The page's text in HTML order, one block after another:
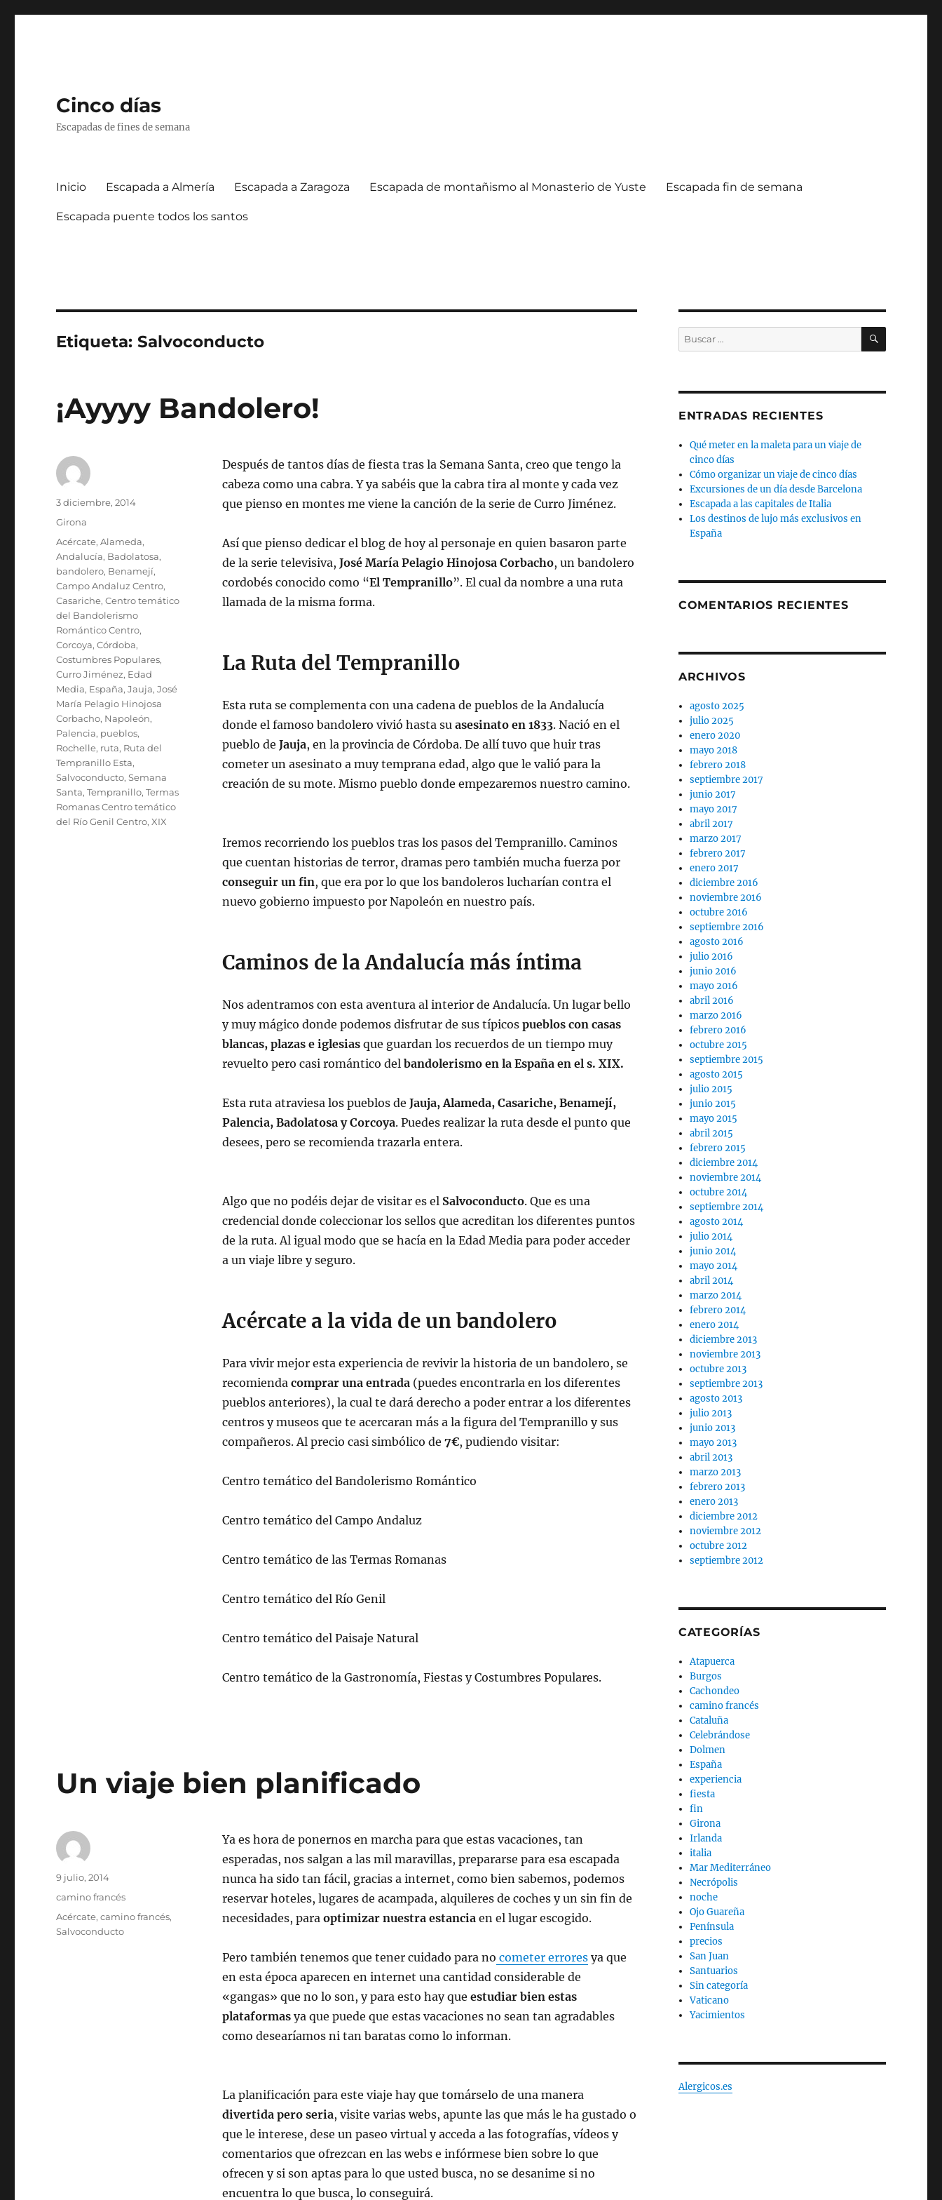
Cinco días
Escapadas de fines de semana
Inicio Escapada a Almería Escapada a Zaragoza Escapada de montañismo al Monasterio de Yuste Escapada fin de semana
Escapada puente todos los santos
Etiqueta:Salvoconducto
¡Ayyyy Bandolero!
Después de tantos días de fiesta tras la Semana Santa, creo que tengo la
cabeza como una cabra. Y ya sabéis que la cabra tira al monte y cada vez
que pienso en montes me viene la canción de la serie de Curro Jiménez.
Así que pienso dedicar el blog de hoy al personaje en quien basaron parte
de la serie televisiva, José María Pelagio Hinojosa Corbacho, un bandolero
cordobés conocido como “El Tempranillo”. El cual da nombre a una ruta
llamada de la misma forma.
La Ruta del Tempranillo
Esta ruta se complementa con una cadena de pueblos de la Andalucía
donde el famoso bandolero vivió hasta su asesinato en 1833. Nació en el
pueblo de Jauja, en la provincia de Córdoba. De allí tuvo que huir tras
cometer un asesinato a muy temprana edad, algo que le valió para la
creación de su mote. Mismo pueblo donde empezaremos nuestro camino.
Iremos recorriendo los pueblos tras los pasos del Tempranillo. Caminos
que cuentan historias de terror, dramas pero también mucha fuerza por
conseguir un fin, que era por lo que los bandoleros lucharían contra el
nuevo gobierno impuesto por Napoleón en nuestro país.
Caminos de la Andalucía más íntima
Nos adentramos con esta aventura al interior de Andalucía. Un lugar bello
y muy mágico donde podemos disfrutar de sus típicospueblos con casas
blancas, plazas e iglesiasque guardan los recuerdos de un tiempo muy
revuelto pero casi romántico del bandolerismo en la España en el s. XIX.
Esta ruta atraviesa los pueblos de Jauja, Alameda, Casariche, Benamejí,
Palencia, Badolatosa y Corcoya. Puedes realizar la ruta desde el punto que
desees, pero se recomienda trazarla entera.
Algo que no podéis dejar de visitar es el Salvoconducto. Que es una
credencial donde coleccionar los sellos que acreditan los diferentes puntos
de la ruta. Al igual modo que se hacía en la Edad Media para poder acceder
a un viaje libre y seguro.
Acércate a la vida de un bandolero
Para vivir mejor esta experiencia de revivir la historia de un bandolero, se
recomienda comprar una entrada(puedes encontrarla en los diferentes
pueblos anteriores), la cual te dará derecho a poder entrar a los diferentes
centros y museos que te acercaran más a la figura del Tempranillo y sus
compañeros. Al precio casi simbólico de 7€, pudiendo visitar:
Centro temático del Bandolerismo Romántico
Centro temático del Campo Andaluz
Centro temático de las Termas Romanas
Centro temático del Río Genil
Centro temático del Paisaje Natural
Centro temático de la Gastronomía, Fiestas y Costumbres Populares.
Autor
Publicado
el
3 diciembre, 2014
Categorías
Girona
Etiquetas
Acércate,Alameda,
Andalucía, Badolatosa,
bandolero, Benamejí,
Campo Andaluz Centro,
Casariche,Centro temático
del Bandolerismo
Romántico Centro,
Corcoya,Córdoba,
Costumbres Populares,
Curro Jiménez, Edad
Media, España,Jauja,José
María Pelagio Hinojosa
Corbacho, Napoleón,
Palencia, pueblos,
Rochelle, ruta, Ruta del
Tempranillo Esta,
Salvoconducto,Semana
Santa,Tempranillo,Termas
Romanas Centro temático
del Río Genil Centro,XIX
Un viaje bien planificado
Ya es hora de ponernos en marcha para que estas vacaciones, tan
esperadas, nos salgan a las mil maravillas, prepararse para esa escapada
nunca ha sido tan fácil, gracias a internet, como bien sabemos, podemos
reservar hoteles, lugares de acampada, alquileres de coches y un sin fin de
necesidades, paraoptimizar nuestra estanciaen el lugar escogido.
Pero también tenemos que tener cuidado para no cometer erroresya que
en esta época aparecen en internet una cantidad considerable de
«gangas» que no lo son, y para esto hay que estudiar bien estas
plataformasya que puede que estas vacaciones no sean tan agradables
como desearíamos ni tan baratas como lo informan.
La planificación para este viaje hay que tomárselo de una manera
divertida pero seria, visite varias webs, apunte las que más le ha gustado o
que le interese, dese un paseo virtual y acceda a las fotografías, vídeos y
comentarios que ofrezcan en las webs e infórmese bien sobre lo que
ofrecen y si son aptas para lo que usted busca, no se desanime si no
encuentra lo que busca, lo conseguirá.
Autor
Publicado
9 julio, 2014
Categorías
camino francés
Etiquetas
Acércate,camino francés,
Salvoconducto
Buscar
por:
BUSCAR
ENTRADAS RECIENTES
Qué meter en la maleta para un viaje de
cinco días
Cómo organizar un viaje de cinco días
Excursiones de un día desde Barcelona
Escapada a las capitales de Italia
Los destinos de lujo más exclusivos en
España
COMENTARIOS RECIENTES
ARCHIVOS
agosto 2025
julio 2025
enero 2020
mayo 2018
febrero 2018
septiembre 2017
junio 2017
mayo 2017
abril 2017
marzo 2017
febrero 2017
enero 2017
diciembre 2016
noviembre 2016
octubre 2016
septiembre 2016
agosto 2016
julio 2016
junio 2016
mayo 2016
abril 2016
marzo 2016
febrero 2016
octubre 2015
septiembre 2015
agosto 2015
julio 2015
junio 2015
mayo 2015
abril 2015
febrero 2015
diciembre 2014
noviembre 2014
octubre 2014
septiembre 2014
agosto 2014
julio 2014
junio 2014
mayo 2014
abril 2014
marzo 2014
febrero 2014
enero 2014
diciembre 2013
noviembre 2013
octubre 2013
septiembre 2013
agosto 2013
julio 2013
junio 2013
mayo 2013
abril 2013
marzo 2013
febrero 2013
enero 2013
diciembre 2012
noviembre 2012
octubre 2012
septiembre 2012
CATEGORÍAS
Atapuerca
Burgos
Cachondeo
camino francés
Cataluña
Celebrándose
Dolmen
España
experiencia
fiesta
fin
Girona
Irlanda
italia
Mar Mediterráneo
Necrópolis
noche
Ojo Guareña
Península
precios
San Juan
Santuarios
Sin categoría
Vaticano
Yacimientos
Alergicos.es